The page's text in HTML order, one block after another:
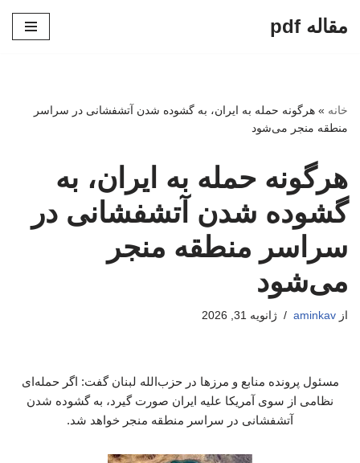
مقاله pdf
خانه » هرگونه حمله به ایران، به گشوده شدن آتشفشانی در سراسر
منطقه منجر می‌شود
هرگونه حمله به ایران، به
گشوده شدن آتشفشانی در
سراسر منطقه منجر
می‌شود
از aminkav ژانویه 31, 2026
مسئول پرونده منابع و مرزها در حزب‌الله لبنان گفت: اگر حمله‌ای
نظامی از سوی آمریکا علیه ایران صورت گیرد، به گشوده شدن
آتشفشانی در سراسر منطقه منجر خواهد شد.